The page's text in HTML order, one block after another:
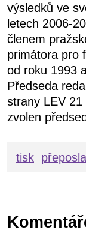
výsledků ve
letech 2006-
členem
primátora pro
od roku 1993
Předseda
strany LEV
zvolen
tisk